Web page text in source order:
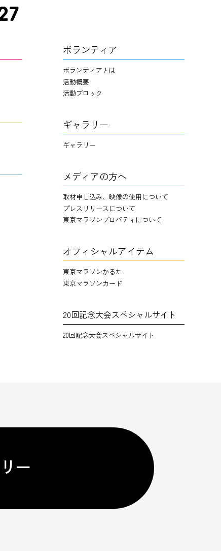
ボランティア
ボランティアとは
活動概要
活動ブロック
ギャラリー
ギャラリー
メディアの方へ
取材申し込み、映像の使用について
プレスリリースについて
東京マラソンプロパティについて
オフィシャルアイテム
東京マラソンかるた
東京マラソンカード
20回記念大会スペシャルサイト
20回記念大会スペシャルサイト
ー